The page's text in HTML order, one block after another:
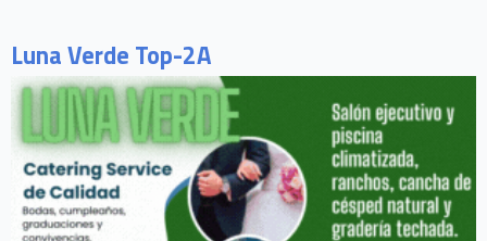
Luna Verde Top-2A